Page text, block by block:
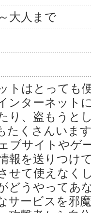
大人まで
トはとっても
ンターネット
り、盗もうと
たくさんいま
ブサイトやゲ
報を送りつけ
せて使えなく
どうやってあ
サービスを邪